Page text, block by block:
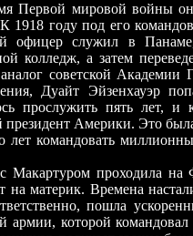
войны он
1918 году под его
офицер служил в
колледж, а затем
советской Академии
Дуайт Эйзенхауэр
прослужить пять лет, и
президент Америки. Это
лет командовать
проходила на
на материк. Времена
пошла
армии, которой